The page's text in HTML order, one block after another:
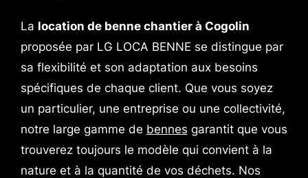
La location de benne chantier à Cogolin
proposée par LG LOCA BENNE se distingue par
sa flexibilité et son adaptation aux besoins
spécifiques de chaque client. Que vous soyez
un particulier, une entreprise ou une collectivité,
notre large gamme de bennes garantit que vous
trouverez toujours le modèle qui convient à la
nature et à la quantité de vos déchets. Nos